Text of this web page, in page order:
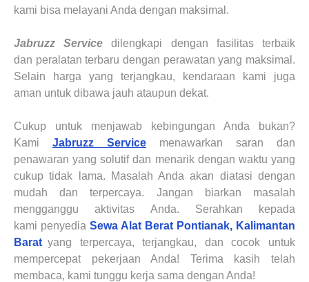
kami bisa melayani Anda dengan maksimal.
Jabruzz Service dilengkapi dengan fasilitas terbaik
dan peralatanterbaru dengan perawatan yang maksimal.
Selain harga yang terjangkau, kendaraan kami juga
aman untuk dibawa jauh ataupun dekat.
Cukup untuk menjawab kebingungan Anda bukan?
Kami Jabruzz Service menawarkan saran dan
penawaran yang solutif dan menarik dengan waktu yang
cukup tidak lama. Masalah Anda akan diatasi dengan
mudah dan terpercaya. Jangan biarkan masalah
mengganggu aktivitas Anda. Serahkan kepada
kami penyedia Sewa Alat Berat Pontianak, Kalimantan
Barat yang terpercaya,terjangkau, dan cocok untuk
mempercepat pekerjaan Anda! Terima kasih telah
membaca, kami tunggu kerja sama dengan Anda!